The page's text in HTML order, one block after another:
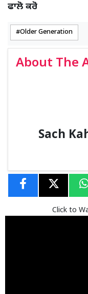
ਫਾਲੋ ਕਰੋ
Older Generation
About The
Sach
Click to